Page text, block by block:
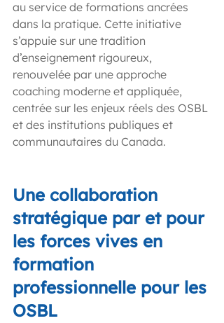
au service de formations ancrées
dans la pratique. Cette initiative
s’appuie sur une tradition
d’enseignement rigoureux,
renouvelée par une approche
coaching moderne et appliquée,
centrée sur les enjeux réels des OSBL
et des institutions publiques et
communautaires du Canada.
Une collaboration
stratégique par et pour
les forces vives en
formation
professionnelle pour les
OSBL